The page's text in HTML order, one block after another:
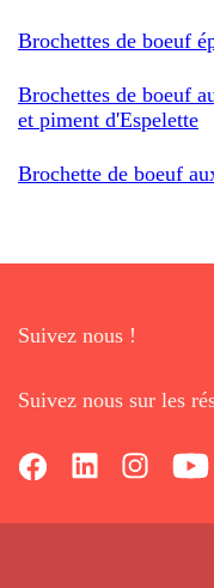
Brochettes de boeuf
Brochettes de boeuf
et piment d'Espelette
Brochette de boeuf
Suivez nous !
Suivez nous sur les